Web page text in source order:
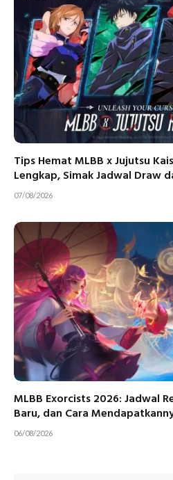
Tips Hemat MLBB x Jujutsu
Lengkap, Simak Jadwal Draw
07/08/2026
MLBB Exorcists 2026: Jadwal
Baru, dan Cara
06/08/2026